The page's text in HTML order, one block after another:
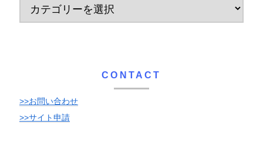
CONTACT
>>お問い合わせ
>>サイト申請